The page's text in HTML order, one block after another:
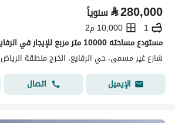
⃁280,000 سنوياً
1
10,000 م2
شارع غير مسمى، حي الرفايع، الخرج منطقة الرياض
الإيميل
اتصال